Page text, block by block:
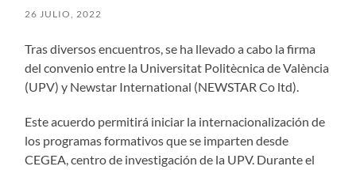
26 JULIO, 2022
Tras diversos encuentros, se ha llevado a cabo la firma
del convenio entre la Universitat Politècnica de València
(UPV) y Newstar International (NEWSTAR Co ltd).
Este acuerdo permitirá iniciar la internacionalización de
los programas formativos que se imparten desde
CEGEA, centro de investigación de la UPV. Durante el